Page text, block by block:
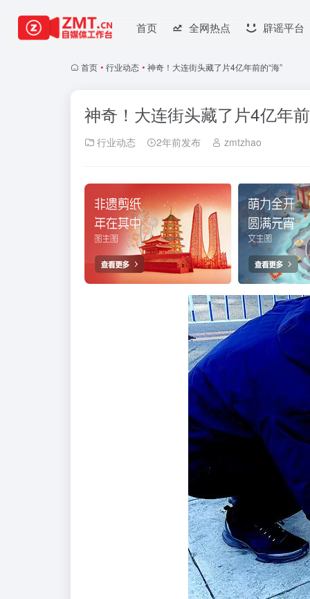
首页 全网热点 辟谣平台
首页 • 行业动态 • 神奇！大连街头藏了片4亿年前的“海”
神奇！大连街头藏了片4亿年前
行业动态 2年前发布 zmtzhao